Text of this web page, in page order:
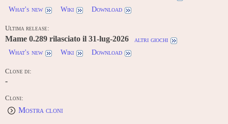
What's new
Wiki Download
Ultima release:
Mame 0.289 rilasciato il 31-lug-2026
altri giochi
What's new
Wiki Download
Clone di:
-
Cloni:
Mostra cloni